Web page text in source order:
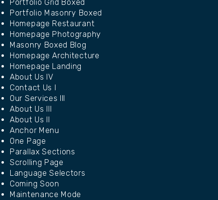
Portfolio Grid Boxed
Portfolio Masonry Boxed
Homepage Restaurant
Homepage Photography
Masonry Boxed Blog
Homepage Architecture
Homepage Landing
About Us IV
Contact Us I
Our Services III
About Us III
About Us II
Anchor Menu
One Page
Parallax Sections
Scrolling Page
Language Selectors
Coming Soon
Maintenance Mode